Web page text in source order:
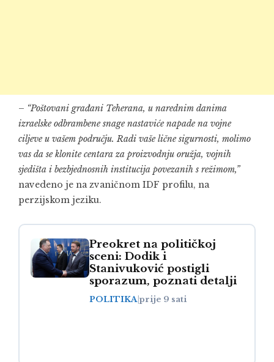
– “Poštovani građani Teherana, u narednim danima
izraelske odbrambene snage nastaviće napade na vojne
ciljeve u vašem području. Radi vaše lične sigurnosti, molimo
vas da se klonite centara za proizvodnju oružja, vojnih
sjedišta i bezbjednosnih institucija povezanih s režimom,”
navedeno je na zvaničnom IDF profilu, na
perzijskom jeziku.
Preokret na političkoj
sceni: Dodik i
Stanivuković postigli
sporazum, poznati detalji
POLITIKAprije 9 sati